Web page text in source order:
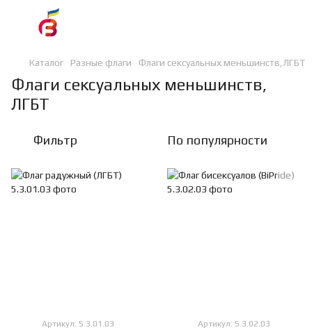
Каталог Разные флаги Флаги сексуальных меньшинств,ЛГБТ
Флаги сексуальных меньшинств,
ЛГБТ
Фильтр По популярности
Артикул: 5.3.01.03 Артикул: 5.3.02.03